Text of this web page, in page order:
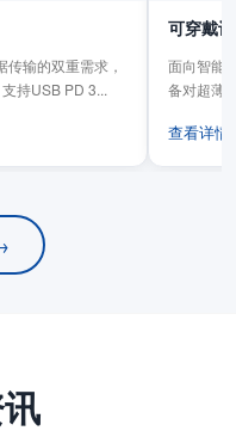
输的双重需求，
持USB PD 3...
可穿戴
面向智能
备对超薄
查看详